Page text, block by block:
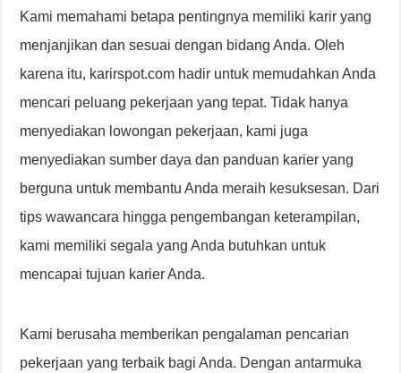
Kami memahami betapa pentingnya memiliki karir yang
menjanjikan dan sesuai dengan bidang Anda. Oleh
karena itu, karirspot.com hadir untuk memudahkan Anda
mencari peluang pekerjaan yang tepat. Tidak hanya
menyediakan lowongan pekerjaan, kami juga
menyediakan sumber daya dan panduan karier yang
berguna untuk membantu Anda meraih kesuksesan. Dari
tips wawancara hingga pengembangan keterampilan,
kami memiliki segala yang Anda butuhkan untuk
mencapai tujuan karier Anda.
Kami berusaha memberikan pengalaman pencarian
pekerjaan yang terbaik bagi Anda. Dengan antarmuka